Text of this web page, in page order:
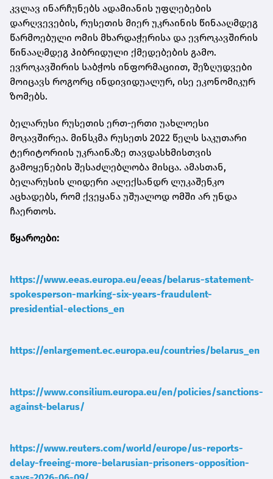
კვლავ ინარჩუნებს ადამიანის უფლებების
დარღვევების, რუსეთის მიერ უკრაინის წინააღმდეგ
წარმოებული ომის მხარდაჭერისა და ევროკავშირის
წინააღმდეგ ჰიბრიდული ქმედებების გამო.
ევროკავშირის საბჭოს ინფორმაციით, შეზღუდვები
მოიცავს როგორც ინდივიდუალურ, ისე ეკონომიკურ
ზომებს.
ბელარუსი რუსეთის ერთ-ერთი უახლოესი
მოკავშირეა. მინსკმა რუსეთს 2022 წელს საკუთარი
ტერიტორიის უკრაინაზე თავდასხმისთვის
გამოყენების შესაძლებლობა მისცა. ამასთან,
ბელარუსის ლიდერი ალექსანდრ ლუკაშენკო
აცხადებს, რომ ქვეყანა უშუალოდ ომში არ უნდა
ჩაერთოს.
წყაროები:
https://www.eeas.europa.eu/eeas/belarus-statement-
spokesperson-marking-six-years-fraudulent-
presidential-elections_en
https://enlargement.ec.europa.eu/countries/belarus_en
https://www.consilium.europa.eu/en/policies/sanctions-
against-belarus/
https://www.reuters.com/world/europe/us-reports-
delay-freeing-more-belarusian-prisoners-opposition-